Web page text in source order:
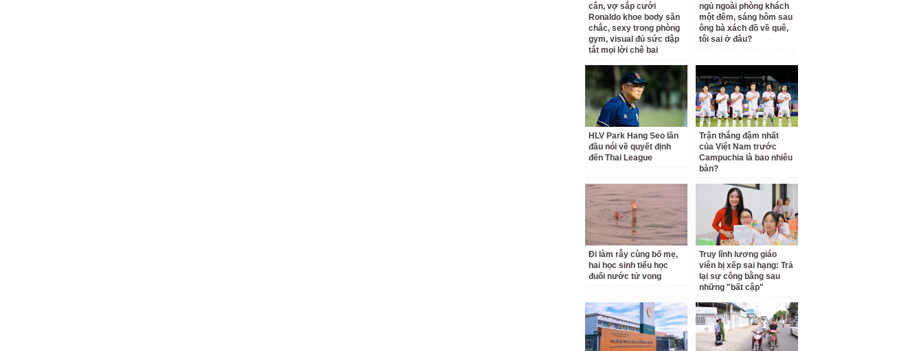
cân, vợ sắp cưới
Ronaldo khoe body săn
chắc, sexy trong phòng
gym, visual đủ sức dập
tắt mọi lời chê bai
ngủ ngoài phòng khách
một đêm, sáng hôm sau
ông bà xách đồ về quê,
tôi sai ở đâu?
HLV Park Hang Seo lần
đầu nói về quyết định
đến Thai League
Trận thắng đậm nhất
của Việt Nam trước
Campuchia là bao nhiêu
bàn?
Đi làm rẫy cùng bố mẹ,
hai học sinh tiểu học
đuối nước tử vong
Truy lĩnh lương giáo
viên bị xếp sai hạng: Trả
lại sự công bằng sau
những "bất cập"